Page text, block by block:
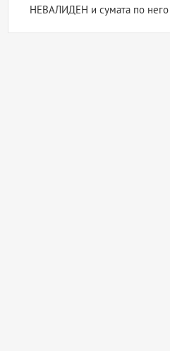
НЕВАЛИДЕН и сумата по него